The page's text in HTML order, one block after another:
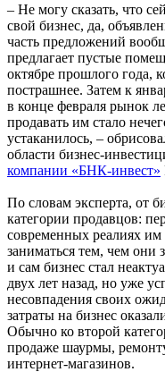
– Не могу сказать, что
свой бизнес, да,
часть предложений
предлагает пустые
октябре прошлого года,
пострашнее. Затем к
в конце февраля рынок
продавать им стало
устаканилось, –
области бизнес-
компании «БНК-инвест»
По словам эксперта, от
категории продавцов:
современных реалиях им
заниматься тем, чем они
и сам бизнес стал
двух лет назад, но уже
несовпадения своих
затраты на бизнес
Обычно ко второй
продаже шаурмы,
интернет-магазинов.